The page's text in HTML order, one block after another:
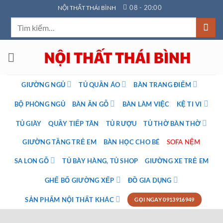
qua
dung
NỘI THẤT THÁI BÌNH 08 - 20:00
GIƯỜNG NGỦ TỦ QUẦN ÁO BÀN TRANG ĐIỂM
BỘ PHÒNG NGỦ BÀN ĂN GỖ BÀN LÀM VIỆC KỆ TI VI
TỦ GIÀY QUẦY TIẾP TÂN TỦ RƯỢU TỦ THỜ BÀN THỜ
GIƯỜNG TẦNG TRẺ EM BÀN HỌC CHO BÉ SOFA NỆM
SA LON GỖ TỦ BÀY HÀNG, TỦ SHOP GIƯỜNG XE TRẺ EM
GHẾ BỐ GIƯỜNG XẾP ĐỒ GIA DỤNG
SẢN PHẨM NỘI THẤT KHÁC GỌI NGAY 0913916949